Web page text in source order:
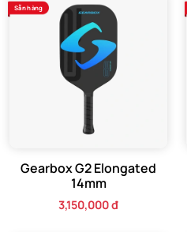
Sẵn hàng
Gearbox G2 Elongated
14mm
3,150,000 đ